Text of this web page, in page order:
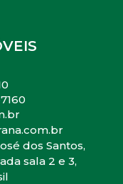
dos Santos,
sala 2 e 3,